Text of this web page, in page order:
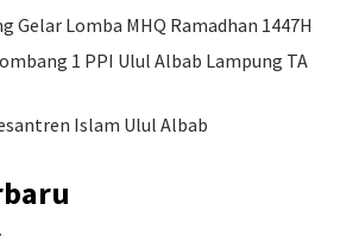
Gelar Lomba MHQ Ramadhan 1447H
1 PPI Ulul Albab Lampung TA
Islam Ulul Albab